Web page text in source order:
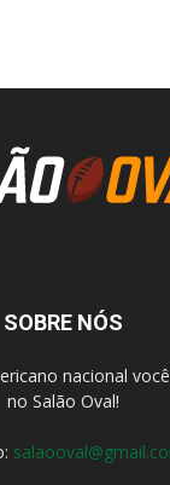
SOBRE NÓS
nacional
no Salão Oval!